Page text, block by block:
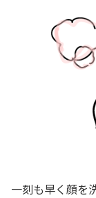
一刻も早く顔を